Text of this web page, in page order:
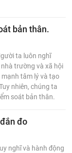
bản thân.
ta luôn nghĩ
trường và xã hội
mạnh tâm lý và tạo
nhiên, chúng ta
soát bản thân.
đo
nghĩ và hành động